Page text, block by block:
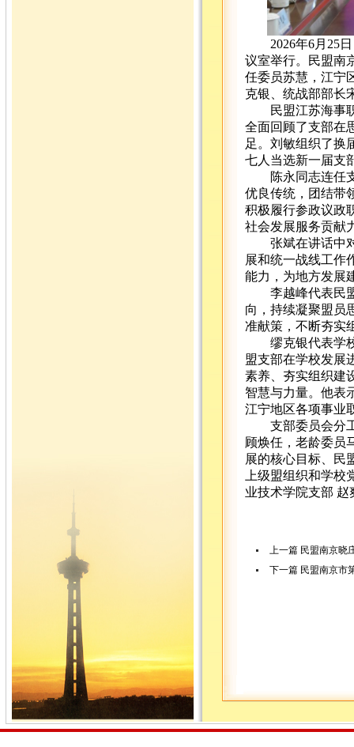
2026年6月25日
议室举行。民盟南
任委员苏慧，江宁
克银、统战部部长
民盟江苏海事职
全面回顾了支部在
足。刘敏组织了换
七人当选新一届支
陈永同志连任支
优良传统，团结带
积极履行参政议政
社会发展服务贡献
张斌在讲话中对
展和统一战线工作
能力，为地方发展
李越峰代表民盟
向，持续凝聚盟员
准献策，不断夯实
缪克银代表学校
盟支部在学校发展
素养、夯实组织建
智慧与力量。他表
江宁地区各项事业
支部委员会分工
顾焕任，老龄委员
展的核心目标、民
上级盟组织和学
业技术学院支部 赵
上一篇 民盟南京晓
下一篇 民盟南京市